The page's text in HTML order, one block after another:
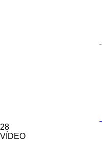
28
VÍDEO